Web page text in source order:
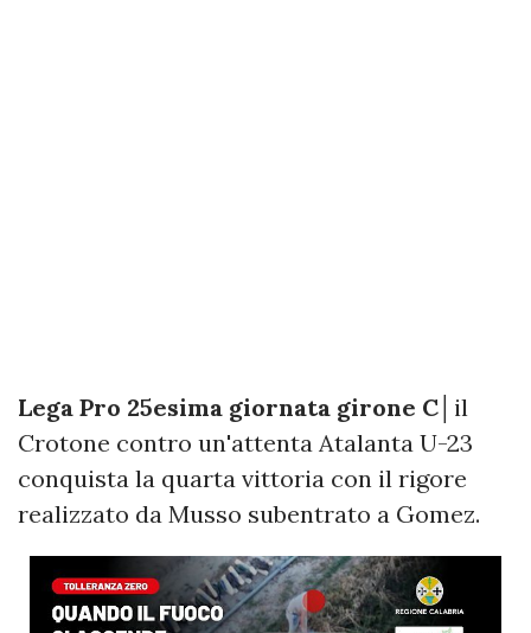
Lega Pro 25esima giornata girone C│ il
Crotone contro un'attenta Atalanta U-23
conquista la quarta vittoria con il rigore
realizzato da Musso subentrato a Gomez.